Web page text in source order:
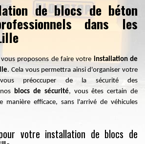
de blocs de béton
dans les
vous proposons de faire votre installation de
. Cela vous permettra ainsi d'organiser votre
préoccuper de la sécurité des
nosblocs de sécurité, vous êtes certain de
manière efficace, sans l'arrivé de véhicules
votre installation de blocs de